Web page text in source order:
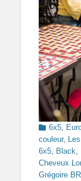
Categories
6x5
couleur,
6x5 Black
Cheveux
Grégoire